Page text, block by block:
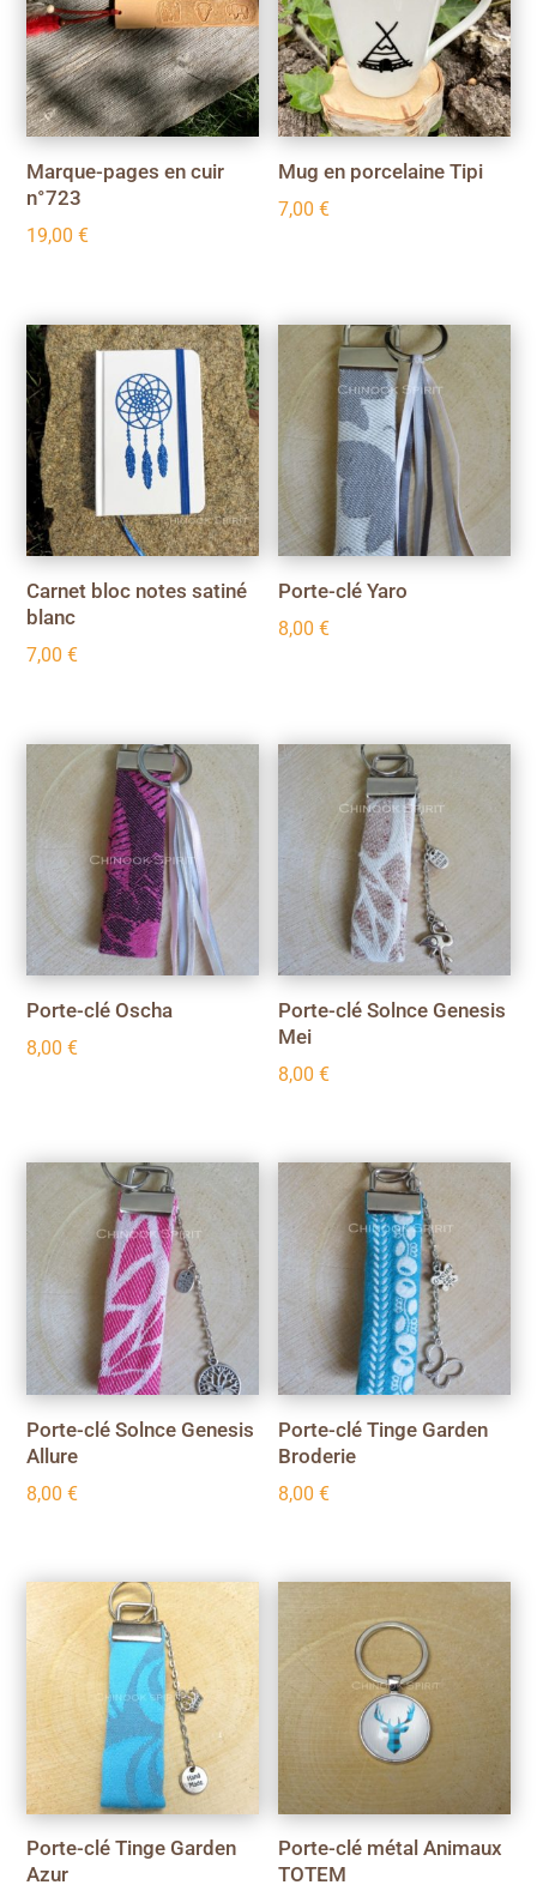
Marque-pages en cuir
n°723
19,00€
Mug en porcelaine Tipi
7,00€
Carnet bloc notes satiné
blanc
7,00€
Porte-clé Yaro
8,00€
Porte-clé Oscha
8,00€
Porte-clé Solnce Genesis
Mei
8,00€
Porte-clé Solnce Genesis
Allure
8,00€
Porte-clé Tinge Garden
Broderie
8,00€
Porte-clé Tinge Garden
Azur
Porte-clé métal Animaux
TOTEM